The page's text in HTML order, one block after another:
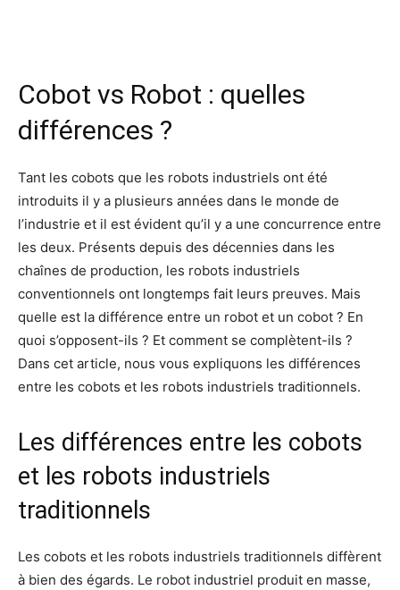
Cobot vs Robot : quelles
différences ?
Tant les cobots que les robots industriels ont été
introduits il y a plusieurs années dans le monde de
l’industrie et il est évident qu’il y a une concurrence entre
les deux. Présents depuis des décennies dans les
chaînes de production, les robots industriels
conventionnels ont longtemps fait leurs preuves. Mais
quelle est la différence entre un robot et un cobot ? En
quoi s’opposent-ils ? Et comment se complètent-ils ?
Dans cet article, nous vous expliquons les différences
entre les cobots et les robots industriels traditionnels.
Les différences entre les cobots
et les robots industriels
traditionnels
Les cobots et les robots industriels traditionnels diffèrent
à bien des égards. Le robot industriel produit en masse,